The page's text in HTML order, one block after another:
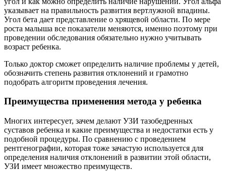
указывает на правильность развития вертлужной впадины.
Угол бета дает представление о хрящевой области. По мере
роста малыша все показатели меняются, именно поэтому при
проведении обследования обязательно нужно учитывать
возраст ребенка.
Только доктор сможет определить наличие проблемы у детей,
обозначить степень развития отклонений и грамотно
подобрать алгоритм проведения лечения.
Преимущества применения метода у ребенка
Многих интересует, зачем делают УЗИ тазобедренных
суставов ребенка и какие преимущества и недостатки есть у
подобной процедуры. По сравнению с проведением
рентгенографии, которая тоже зачастую используется для
определения наличия отклонений в развитии этой области,
УЗИ имеет множество преимуществ.